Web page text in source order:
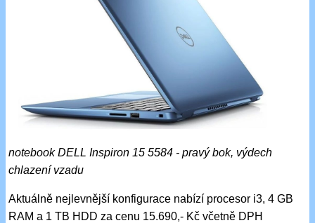
notebook DELL Inspiron 15 5584 - pravý bok, výdech
chlazení vzadu
Aktuálně nejlevnější konfigurace nabízí procesor i3, 4 GB
RAM a 1 TB HDD za cenu 15.690,- Kč včetně DPH